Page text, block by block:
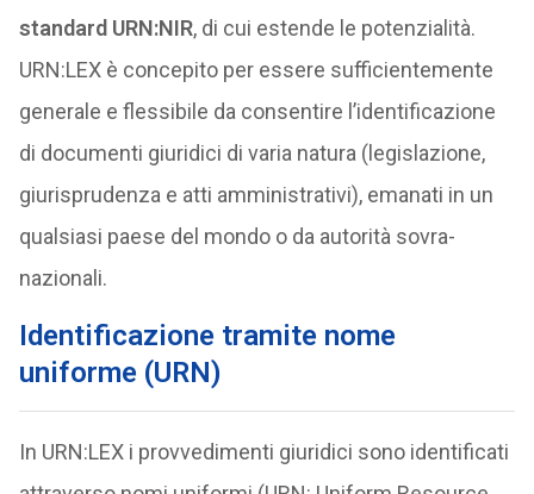
standard URN:NIR, di cui estende le potenzialità.
URN:LEX è concepito per essere sufficientemente
generale e flessibile da consentire l’identificazione
di documenti giuridici di varia natura (legislazione,
giurisprudenza e atti amministrativi), emanati in un
qualsiasi paese del mondo o da autorità sovra-
nazionali.
Identificazione tramite nome
uniforme (URN)
In URN:LEX i provvedimenti giuridici sono identificati